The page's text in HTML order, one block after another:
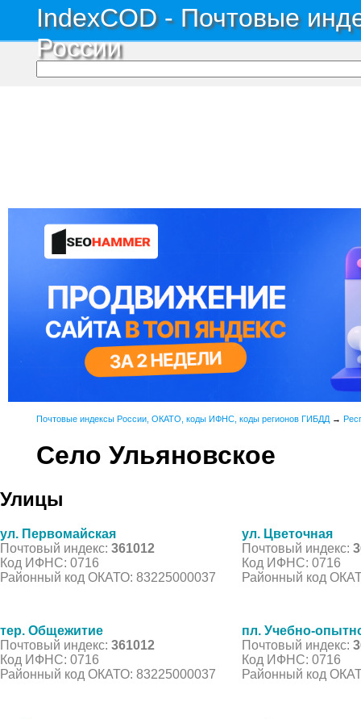
IndexCOD - Почтовые
России
Почтовые индексы России, ОКАТО, коды ИФНС, коды регионов ГИБДД →
Село Ульяновское
Улицы
ул. Первомайская
Почтовый индекс: 361012
Код ИФНС: 0716
Районный код ОКАТО: 83225000037
ул. Цветочная
Почтовый индекс:
Код ИФНС: 0716
Районный код
тер. Общежитие
Почтовый индекс: 361012
Код ИФНС: 0716
Районный код ОКАТО: 83225000037
пл. Учебно-
Почтовый индекс:
Код ИФНС: 0716
Районный код